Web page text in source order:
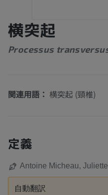
横突起
Processus
関連用語： 横突起 (頸椎)
定義
Antoine Micheau,
自動翻訳